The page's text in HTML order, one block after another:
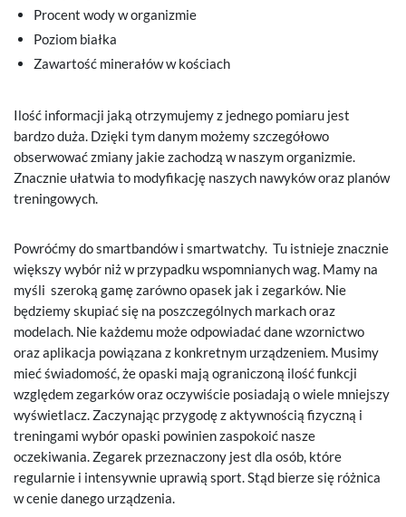
Procent wody w organizmie
Poziom białka
Zawartość minerałów w kościach
Ilość informacji jaką otrzymujemy z jednego pomiaru jest
bardzo duża. Dzięki tym danym możemy szczegółowo
obserwować zmiany jakie zachodzą w naszym organizmie.
Znacznie ułatwia to modyfikację naszych nawyków oraz planów
treningowych.
Powróćmy do smartbandów i smartwatchy. Tu istnieje znacznie
większy wybór niż w przypadku wspomnianych wag. Mamy na
myśli szeroką gamę zarówno opasek jak i zegarków. Nie
będziemy skupiać się na poszczególnych markach oraz
modelach. Nie każdemu może odpowiadać dane wzornictwo
oraz aplikacja powiązana z konkretnym urządzeniem. Musimy
mieć świadomość, że opaski mają ograniczoną ilość funkcji
względem zegarków oraz oczywiście posiadają o wiele mniejszy
wyświetlacz. Zaczynając przygodę z aktywnością fizyczną i
treningami wybór opaski powinien zaspokoić nasze
oczekiwania. Zegarek przeznaczony jest dla osób, które
regularnie i intensywnie uprawią sport. Stąd bierze się różnica
w cenie danego urządzenia.